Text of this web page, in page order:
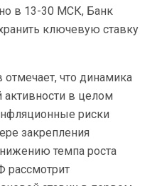
в 13-30 МСК, Банк
ключевую ставку
что динамика
в целом
риски
закрепления
темпа роста
рассмотрит